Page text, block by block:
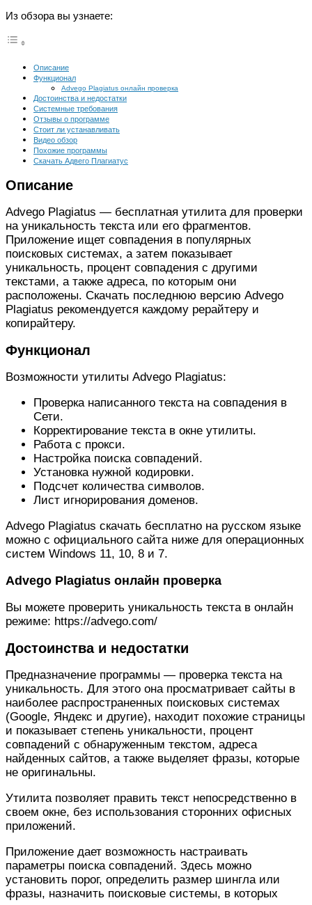
Из обзора вы узнаете:
Описание
Функционал
Advego Plagiatus онлайн проверка
Достоинства и недостатки
Системные требования
Отзывы о программе
Стоит ли устанавливать
Видео обзор
Похожие программы
Скачать Адвего Плагиатус
Описание
Advego Plagiatus — бесплатная утилита для проверки
на уникальность текста или его фрагментов.
Приложение ищет совпадения в популярных
поисковых системах, а затем показывает
уникальность, процент совпадения с другими
текстами, а также адреса, по которым они
расположены. Скачать последнюю версию Advego
Plagiatus рекомендуется каждому рерайтеру и
копирайтеру.
Функционал
Возможности утилиты Advego Plagiatus:
Проверка написанного текста на совпадения в
Сети.
Корректирование текста в окне утилиты.
Работа с прокси.
Настройка поиска совпадений.
Установка нужной кодировки.
Подсчет количества символов.
Лист игнорирования доменов.
Advego Plagiatus скачать бесплатно на русском языке
можно с официального сайта ниже для операционных
систем Windows 11, 10, 8 и 7.
Advego Plagiatus онлайн проверка
Вы можете проверить уникальность текста в онлайн
режиме: https://advego.com/
Достоинства и недостатки
Предназначение программы — проверка текста на
уникальность. Для этого она просматривает сайты в
наиболее распространенных поисковых системах
(Google, Яндекс и другие), находит похожие страницы
и показывает степень уникальности, процент
совпадений с обнаруженным текстом, адреса
найденных сайтов, а также выделяет фразы, которые
не оригинальны.
Утилита позволяет править текст непосредственно в
своем окне, без использования сторонних офисных
приложений.
Приложение дает возможность настраивать
параметры поиска совпадений. Здесь можно
установить порог, определить размер шингла или
фразы, назначить поисковые системы, в которых